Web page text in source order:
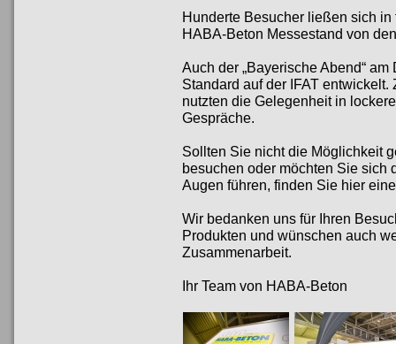
Hunderte Besucher ließen sich
HABA-Beton Messestand von
Auch der „Bayerische Abend“
Standard auf der IFAT
nutzten die Gelegenheit in
Gespräche.
Sollten Sie nicht die Möglichkeit
besuchen oder möchten Sie sich
Augen führen, finden Sie hier
Wir bedanken uns für Ihren
Produkten und wünschen auch
Zusammenarbeit.
Ihr Team von HABA-Beton